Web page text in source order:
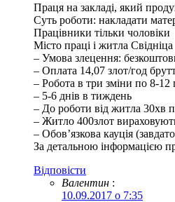
Праця на закладі, який
Суть роботи: накладати
Працівники тільки чоловіки
Місто праці і житла Свідніца
– Умова злецення:
– Оплата 14,07 злот/год
– Робота в три зміни по 8-
– 5-6 днів в тиждень
– До роботи від житла 30хв
– Житло 400злот
– Обов’язкова кауція
За детальною інформацією
Відповіcти
Валентин :
10.09.2017 о 7:35